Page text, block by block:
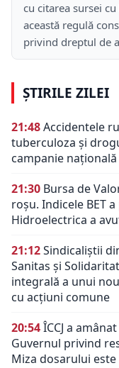
cu citarea sursei
această regulă
privind dreptul de
ȘTIRILE ZILEI
21:48Accidentele
tuberculoza și
campanie
21:30 Bursa de
roșu. Indicele BET
Hidroelectrica a
21:12Sindicaliștii
Sanitas și
integrală a unui
cu acțiuni comune
20:54ÎCCJ a
Guvernul privind
Miza dosarului